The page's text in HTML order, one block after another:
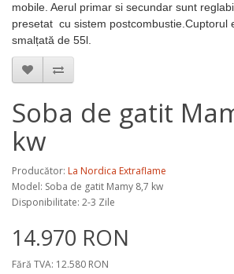
mobile. Aerul primar si secundar sunt
presetat cu sistem postcombustie.Cuptorul
smalțată de 55l.
Soba de gatit
kw
Producător: La Nordica Extraflame
Model: Soba de gatit Mamy 8,7 kw
Disponibilitate: 2-3 Zile
14.970 RON
Fără TVA: 12.580 RON